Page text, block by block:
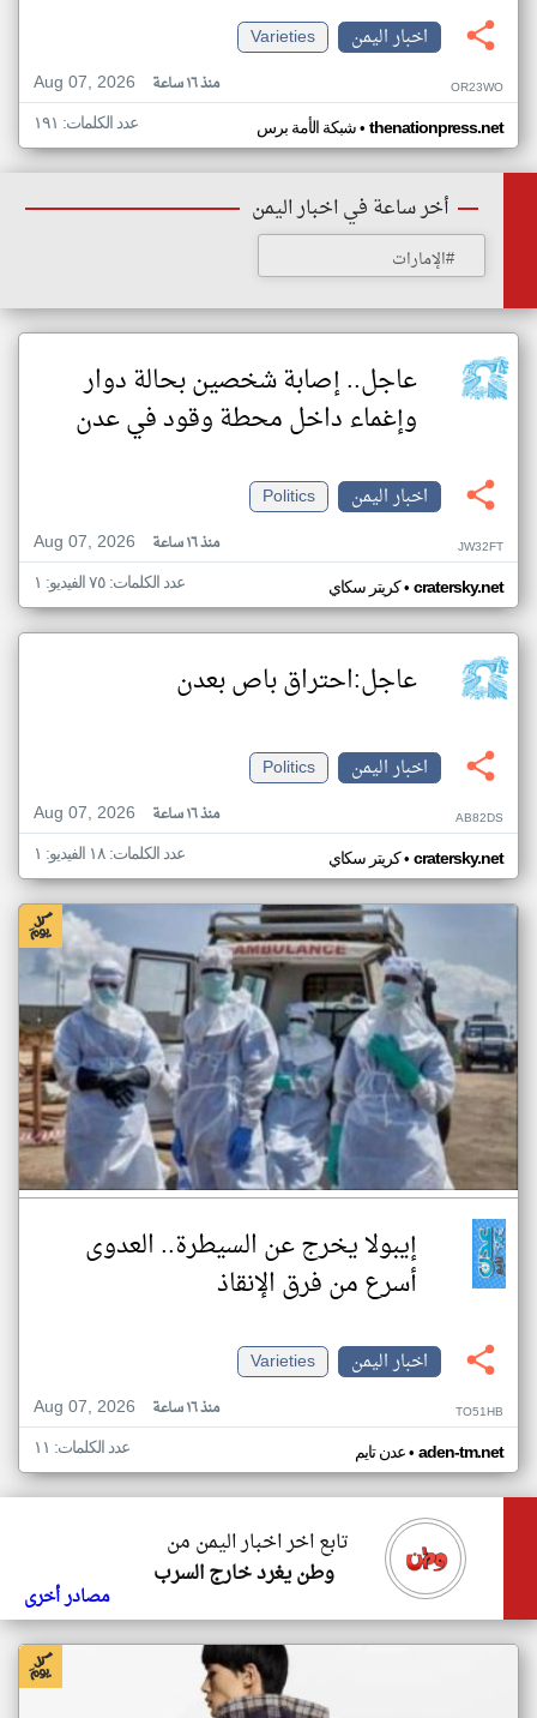
اخبار اليمن
Varieties
Aug 07, 2026
منذ ١٦ ساعة OR23WO
شبكة الأمة برس• thenationpress.net عدد الكلمات: ١٩١
أخر ساعة في اخبار اليمن
#الإمارات
عاجل.. إصابة شخصين بحالة دوار
وإغماء داخل محطة وقود في عدن
اخبار اليمن
Politics
Aug 07, 2026
منذ ١٦ ساعة JW32FT
كريتر سكاي• cratersky.net عدد الكلمات: ٧٥ الفيديو: ١
عاجل:احتراق باص بعدن
اخبار اليمن
Politics
Aug 07, 2026
منذ ١٦ ساعة AB82DS
كريتر سكاي• cratersky.net عدد الكلمات: ١٨ الفيديو: ١
إيبولا يخرج عن السيطرة.. العدوى
أسرع من فرق الإنقاذ
اخبار اليمن
Varieties
Aug 07, 2026
منذ ١٦ ساعة TO51HB
عدن تايم• aden-tm.net عدد الكلمات: ١١
تابع اخر اخبار اليمن من
وطن يغرد خارج السرب
مصادر أخرى